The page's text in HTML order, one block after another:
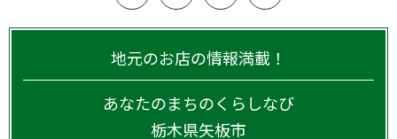
地元のお店の情報満載！
あなたのまちのくらしなび
栃木県矢板市